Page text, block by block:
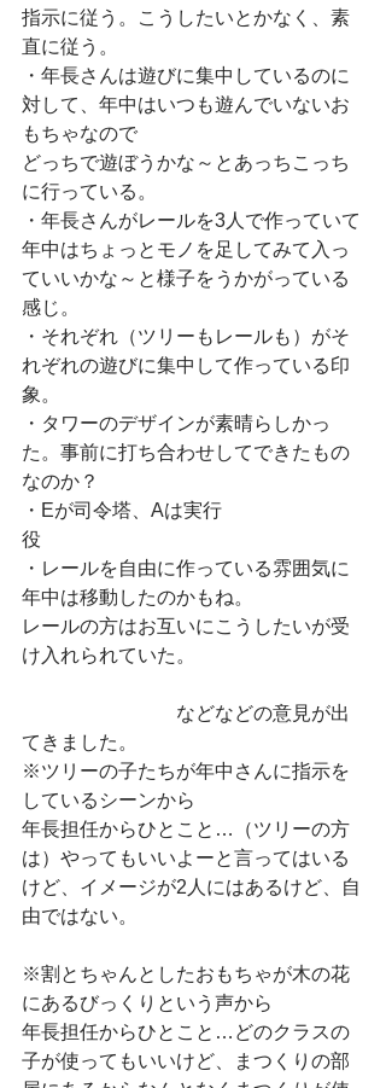
指示に従う。こうしたいとかなく、素
直に従う。
・年長さんは遊びに集中しているのに
対して、年中はいつも遊んでいないお
もちゃなので
どっちで遊ぼうかな～とあっちこっち
に行っている。
・年長さんがレールを3人で作っていて
年中はちょっとモノを足してみて入っ
ていいかな～と様子をうかがっている
感じ。
・それぞれ（ツリーもレールも）がそ
れぞれの遊びに集中して作っている印
象。
・タワーのデザインが素晴らしかっ
た。事前に打ち合わせしてできたもの
なのか？
・Eが司令塔、Aは実行
役
・レールを自由に作っている雰囲気に
年中は移動したのかもね。
レールの方はお互いにこうしたいが受
け入れられていた。
などなどの意見が出
てきました。
※ツリーの子たちが年中さんに指示を
しているシーンから
年長担任からひとこと…（ツリーの方
は）やってもいいよーと言ってはいる
けど、イメージが2人にはあるけど、自
由ではない。
※割とちゃんとしたおもちゃが木の花
にあるびっくりという声から
年長担任からひとこと…どのクラスの
子が使ってもいいけど、まつくりの部